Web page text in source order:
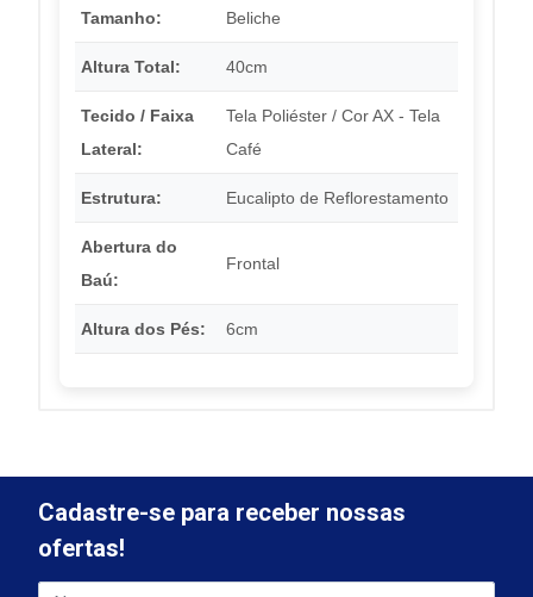
Tamanho: Beliche
Altura Total: 40cm
Tecido / Faixa
Lateral:
Tela Poliéster / Cor AX - Tela
Café
Estrutura: Eucalipto de Reflorestamento
Abertura do
Baú:
Frontal
Altura dos Pés: 6cm
Cadastre-se para receber nossas
ofertas!